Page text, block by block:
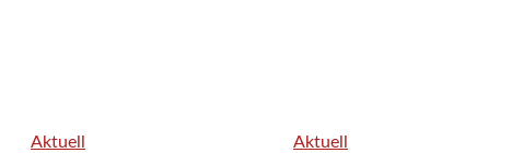
Aktuell Aktuell